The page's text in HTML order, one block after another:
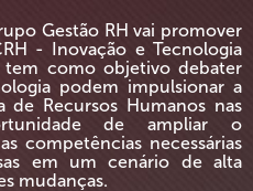
Gestão RH vai promover
- Inovação e Tecnologia
tem como objetivo debater
podem impulsionar a
de Recursos Humanos nas
de ampliar o
competências necessárias
em um cenário de alta
mudanças.